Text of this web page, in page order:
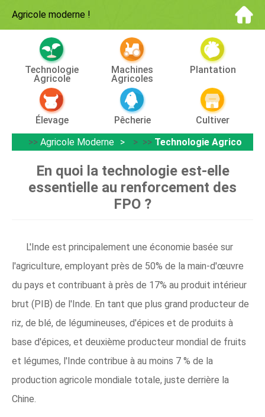
Agricole moderne !
Technologie
Agricole
Machines
Agricoles
Plantation
Élevage Pêcherie
Cultiver
>> Agricole Moderne > >> Technologie Agricole
En quoi la technologie est-elle
essentielle au renforcement des
FPO ?
L'Inde est principalement une économie basée sur
l'agriculture, employant près de 50% de la main-d'œuvre
du pays et contribuant à près de 17% au produit intérieur
brut (PIB) de l'Inde. En tant que plus grand producteur de
riz, de blé, de légumineuses, d'épices et de produits à
base d'épices, et deuxième producteur mondial de fruits
et légumes, l'Inde contribue à au moins 7 % de la
production agricole mondiale totale, juste derrière la
Chine.